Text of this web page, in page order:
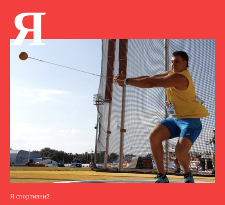
Я
Я спортивний